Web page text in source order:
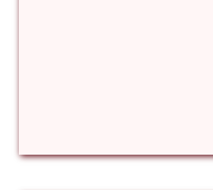
Δημήτριος Ζακοντινός